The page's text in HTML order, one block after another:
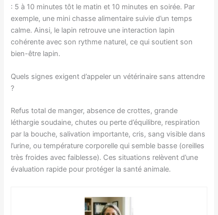
: 5 à 10 minutes tôt le matin et 10 minutes en soirée. Par
exemple, une mini chasse alimentaire suivie d’un temps
calme. Ainsi, le lapin retrouve une interaction lapin
cohérente avec son rythme naturel, ce qui soutient son
bien-être lapin.
Quels signes exigent d’appeler un vétérinaire sans attendre
?
Refus total de manger, absence de crottes, grande
léthargie soudaine, chutes ou perte d’équilibre, respiration
par la bouche, salivation importante, cris, sang visible dans
l’urine, ou température corporelle qui semble basse (oreilles
très froides avec faiblesse). Ces situations relèvent d’une
évaluation rapide pour protéger la santé animale.